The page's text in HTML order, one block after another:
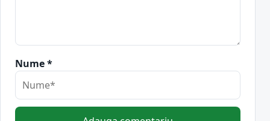
Nume *